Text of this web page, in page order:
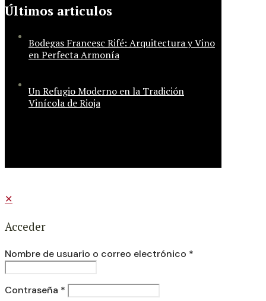
Últimos articulos
Bodegas Francesc Rifé: Arquitectura y Vino
en Perfecta Armonía
Un Refugio Moderno en la Tradición
Vinícola de Rioja
✕
Acceder
Nombre de usuario o correo electrónico *
Contraseña *